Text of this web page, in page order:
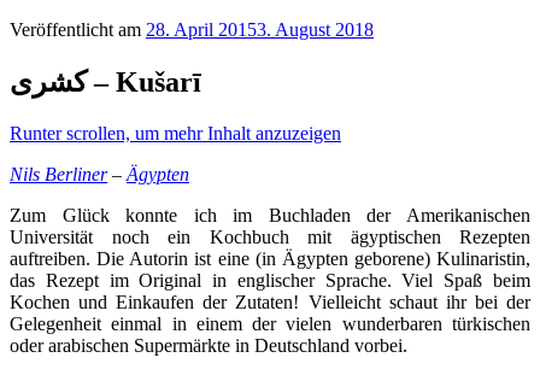
Veröffentlicht am 28. April 20153. August 2018
‏كشری‎ – Kušarī
Runter scrollen, um mehr Inhalt anzuzeigen
Nils Berliner– Ägypten
Zum Glück konnte ich im Buchladen der Amerikanischen
Universität noch ein Kochbuch mit ägyptischen Rezepten
auftreiben. Die Autorin ist eine (in Ägypten geborene) Kulinaristin,
das Rezept im Original in englischer Sprache. Viel Spaß beim
Kochen und Einkaufen der Zutaten! Vielleicht schaut ihr bei der
Gelegenheit einmal in einem der vielen wunderbaren türkischen
oder arabischen Supermärkte in Deutschland vorbei.